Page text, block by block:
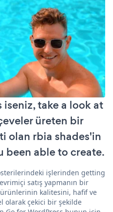
take a look at
üreten bir
olan rbia shades'in
been able to create.
işlerinden getting
satış yapmanın bir
kalitesini, hafif ve
olarak çekici bir şekilde